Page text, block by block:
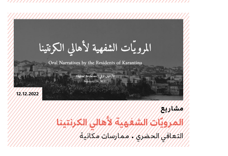
12.12.2022
مشاريع
المرويّات الشفهية لأهالي الكرنتينا
التعافي الحضري ممارسات مكانية